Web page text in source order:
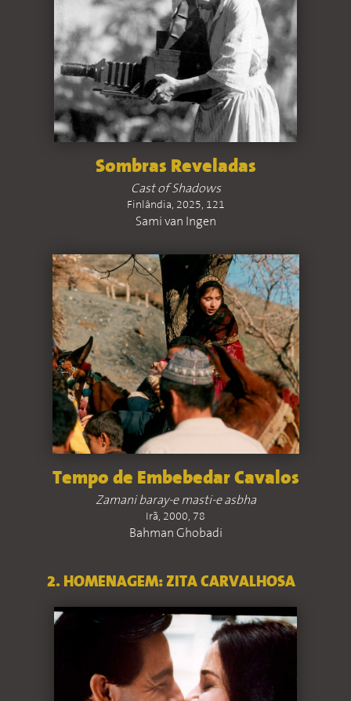
Sombras Reveladas
Cast of Shadows
Finlândia, 2025, 121
Sami van Ingen
Tempo de Embebedar Cavalos
Zamani baray-e masti-e asbha
Irã, 2000, 78
Bahman Ghobadi
2. HOMENAGEM: ZITA CARVALHOSA